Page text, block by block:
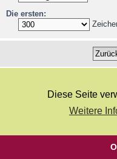
Diese Seite
Weitere
Die ersten:
Deutsche